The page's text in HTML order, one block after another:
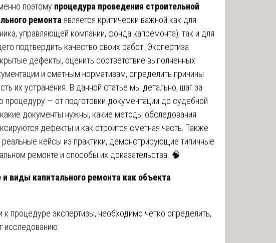
поэтому процедура проведения строительной
ремонта является критически важной как для
управляющей компании, фонда капремонта), так и для
подтвердить качество своих работ. Экспертиза
дефекты, оценить соответствие выполненных
и сметным нормативам, определить причины
их устранения. В данной статье мы детально, шаг за
— от подготовки документации до судебной
документы нужны, какие методы обследования
дефекты и как строится сметная часть. Также
кейсы из практики, демонстрирующие типичные
ремонте и способы их доказательства. 🧠
и виды капитального ремонта как объекта
процедуре экспертизы, необходимо чётко определить,
исследованию.